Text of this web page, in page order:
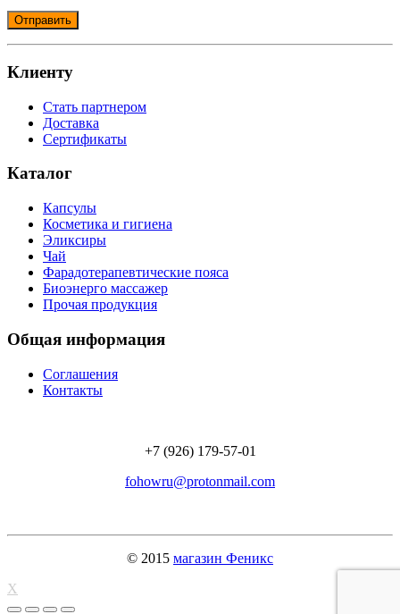
Клиенту
Стать партнером
Доставка
Сертификаты
Каталог
Капсулы
Косметика и гигиена
Эликсиры
Чай
Фарадотерапевтические пояса
Биоэнерго массажер
Прочая продукция
Общая информация
Соглашения
Контакты
+7 (926) 179-57-01
fohowru@protonmail.com
© 2015 магазин Феникс
X